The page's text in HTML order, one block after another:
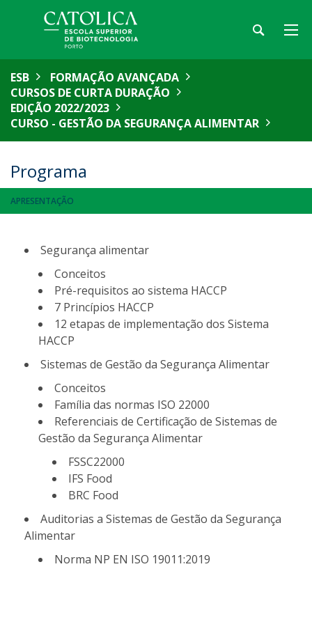
ESB
FORMAÇÃO AVANÇADA
CURSOS DE CURTA DURAÇÃO
EDIÇÃO 2022/2023
CURSO - GESTÃO DA SEGURANÇA ALIMENTAR
Programa
APRESENTAÇÃO
Segurança alimentar
Conceitos
Pré-requisitos ao sistema HACCP
7 Princípios HACCP
12 etapas de implementação dos Sistema
HACCP
Sistemas de Gestão da Segurança Alimentar
Conceitos
Família das normas ISO 22000
Referenciais de Certificação de Sistemas de
Gestão da Segurança Alimentar
FSSC22000
IFS Food
BRC Food
Auditorias a Sistemas de Gestão da Segurança
Alimentar
Norma NP EN ISO 19011:2019